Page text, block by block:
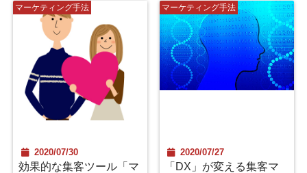
マーケティング手法
2020/07/30
効果的な集客ツール「マ
マーケティング手法
2020/07/27
「DX」が変える集客マ